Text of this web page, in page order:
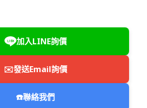
加入LINE詢價
✉️發送Email詢價
☎️聯絡我們